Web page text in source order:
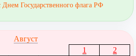
Днем Государственного флага РФ
Август
1
2